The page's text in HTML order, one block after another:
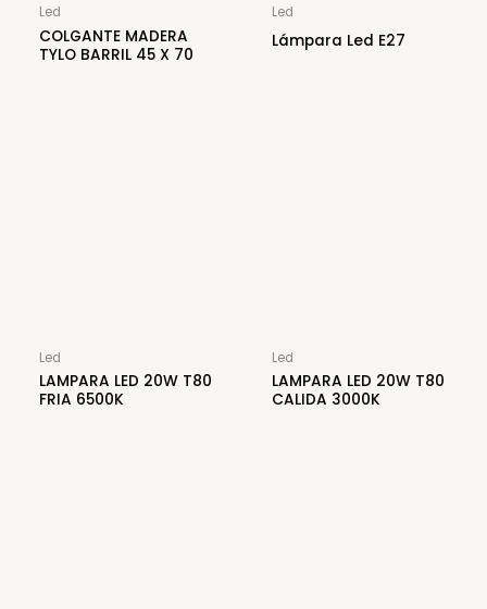
Led
COLGANTE MADERA
TYLO BARRIL 45 X 70
Led
Lámpara Led E27
Led
LAMPARA LED 20W T80
FRIA 6500K
Led
LAMPARA LED 20W T80
CALIDA 3000K